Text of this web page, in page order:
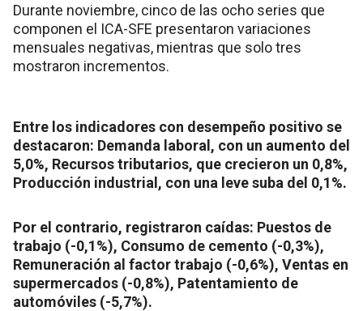
Durante noviembre, cinco de las ocho series que
componen el ICA-SFE presentaron variaciones
mensuales negativas, mientras que solo tres
mostraron incrementos.
Entre los indicadores con desempeño positivo se
destacaron: Demanda laboral, con un aumento del
5,0%, Recursos tributarios, que crecieron un 0,8%,
Producción industrial, con una leve suba del 0,1%.
Por el contrario, registraron caídas: Puestos de
trabajo (-0,1%), Consumo de cemento (-0,3%),
Remuneración al factor trabajo (-0,6%), Ventas en
supermercados (-0,8%), Patentamiento de
automóviles (-5,7%).